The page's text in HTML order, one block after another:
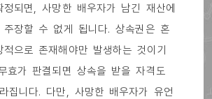
정되면, 사망한 배우자가 남긴 재산에
주장할 수 없게 됩니다. 상속권은 혼
으로 존재해야만 발생하는 것이기
효가 판결되면 상속을 받을 자격도
집니다. 다만, 사망한 배우자가 유언